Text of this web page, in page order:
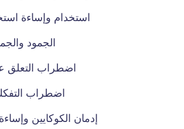
استخدام وإساءة
الجمود
اضطراب التعلق
اضطراب
إدمان الكوكايين